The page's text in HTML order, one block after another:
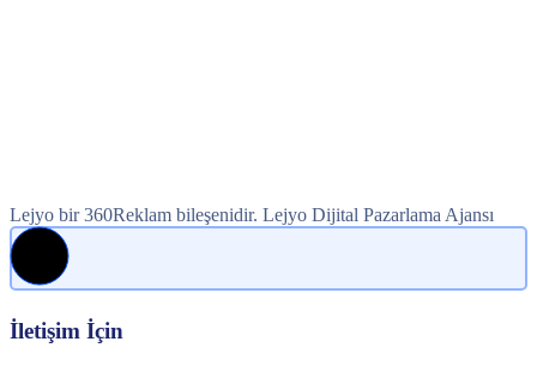
Lejyo bir 360Reklam bileşenidir. Lejyo Dijital Pazarlama Ajansı
İletişim İçin